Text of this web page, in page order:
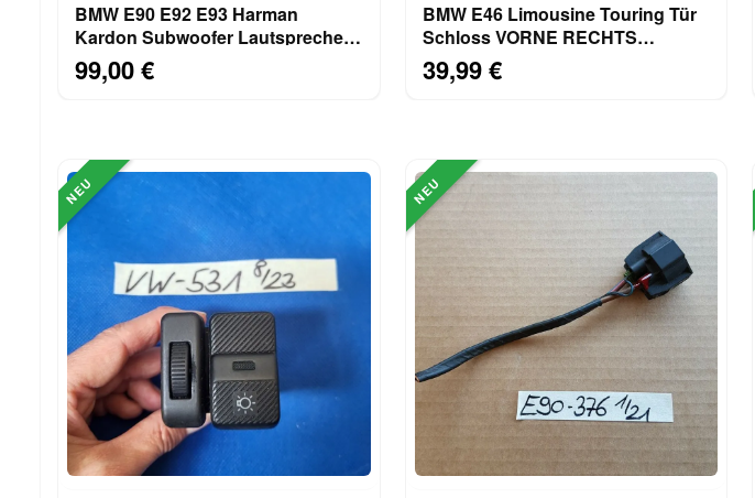
BMW E90 E92 E93 Harman
Kardon Subwoofer Lautsprecher
HiFi Zentralbass 9143136
99,00 €
BMW E46 Limousine Touring Tür
Schloss VORNE RECHTS
Drehfallenschloss 8206408
39,99 €
NEU NEU